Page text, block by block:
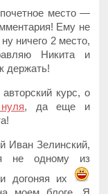
место —
Ему не
ничего 2 место,
Никита и
держать!
курс, о
, да еще и
Иван Зелинский,
не одному из
догоняя их